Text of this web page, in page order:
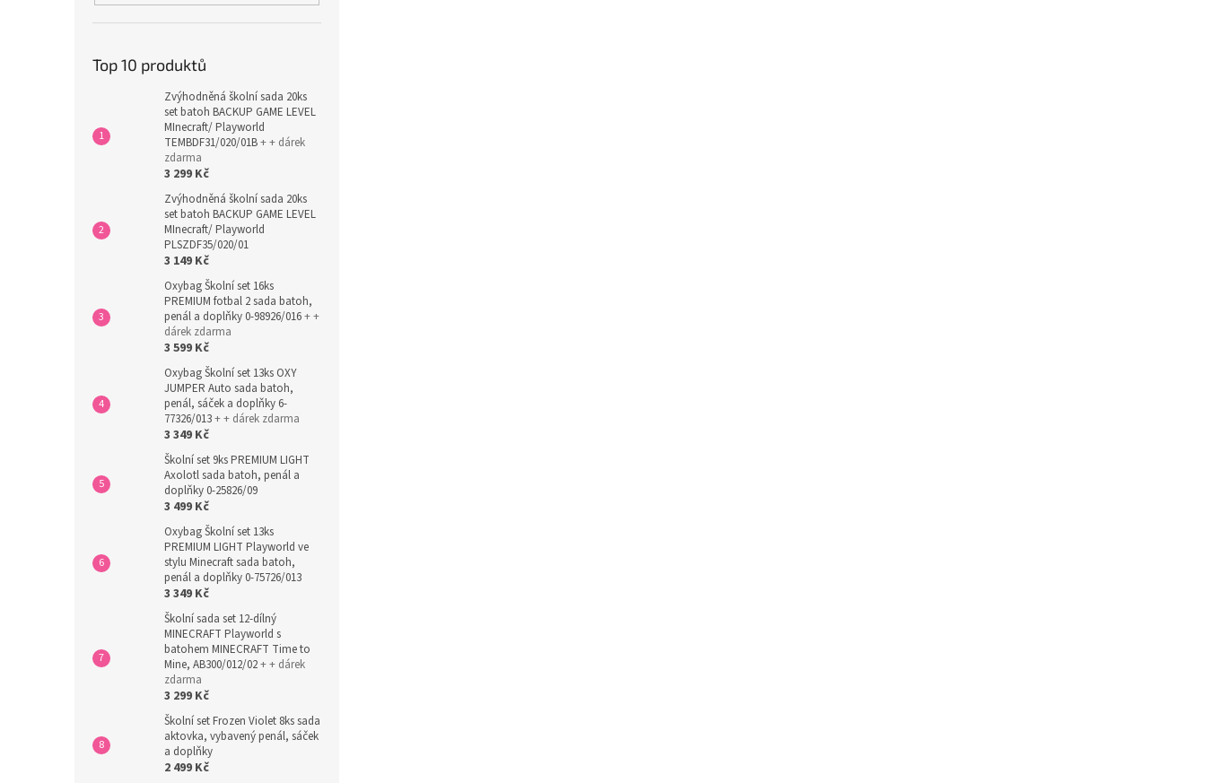
Top 10 produktů
Zvýhodněná školní sada 20ks
set batoh BACKUP GAME LEVEL
MInecraft/ Playworld
TEMBDF31/020/01B+ + dárek
zdarma
3 299 Kč
Zvýhodněná školní sada 20ks
set batoh BACKUP GAME LEVEL
MInecraft/ Playworld
PLSZDF35/020/01
3 149 Kč
Oxybag Školní set 16ks
PREMIUM fotbal 2 sada batoh,
penál a doplňky 0-98926/016+ +
dárek zdarma
3 599 Kč
Oxybag Školní set 13ks OXY
JUMPER Auto sada batoh,
penál, sáček a doplňky 6-
77326/013+ + dárek zdarma
3 349 Kč
Školní set 9ks PREMIUM LIGHT
Axolotl sada batoh, penál a
doplňky 0-25826/09
3 499 Kč
Oxybag Školní set 13ks
PREMIUM LIGHT Playworld ve
stylu Minecraft sada batoh,
penál a doplňky 0-75726/013
3 349 Kč
Školní sada set 12-dílný
MINECRAFT Playworld s
batohem MINECRAFT Time to
Mine, AB300/012/02+ + dárek
zdarma
3 299 Kč
Školní set Frozen Violet 8ks sada
aktovka, vybavený penál, sáček
a doplňky
2 499 Kč